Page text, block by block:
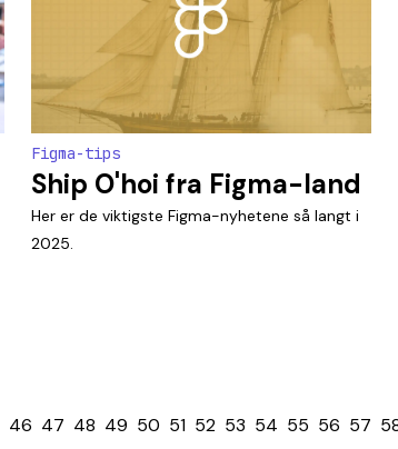
Figma-tips
Ship O'hoi fra Figma-land
Her er de viktigste Figma-nyhetene så langt i
2025.
46 47 48 49 50 51 52 53 54 55 56 57